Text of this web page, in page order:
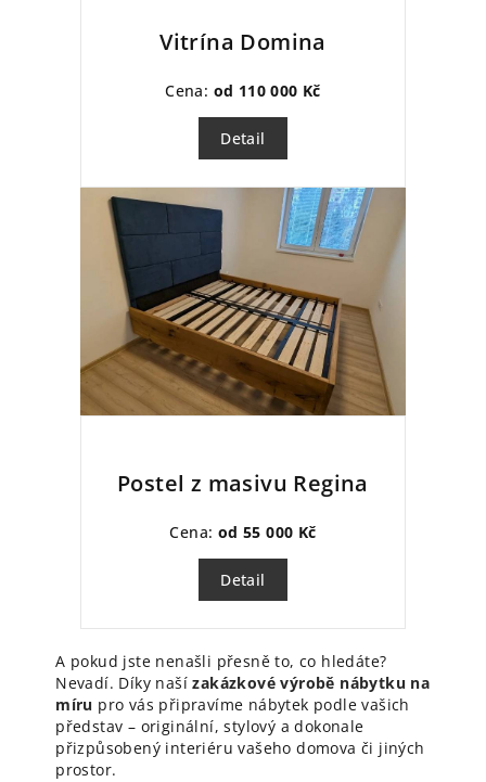
Vitrína Domina
Cena: od 110 000 Kč
Detail
Postel z masivu Regina
Cena: od 55 000 Kč
Detail
A pokud jste nenašli přesně to, co hledáte?
Nevadí. Díky našízakázkové výrobě nábytku na
míru pro vás připravíme nábytek podle vašich
představ – originální, stylový a dokonale
přizpůsobený interiéru vašeho domova či jiných
prostor.